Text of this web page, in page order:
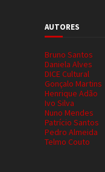
AUTORES
Bruno Santos
Daniela Alves
DICE Cultural
Gonçalo Martins
Henrique Adão
Ivo Silva
Nuno Mendes
Patrício Santos
Pedro Almeida
Telmo Couto